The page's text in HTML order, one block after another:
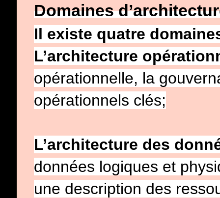
Domaines
Il existe quatre
L’architecture
opérationnelle, la
opérationnels clés;
L’architecture des
données logiques et
une description des